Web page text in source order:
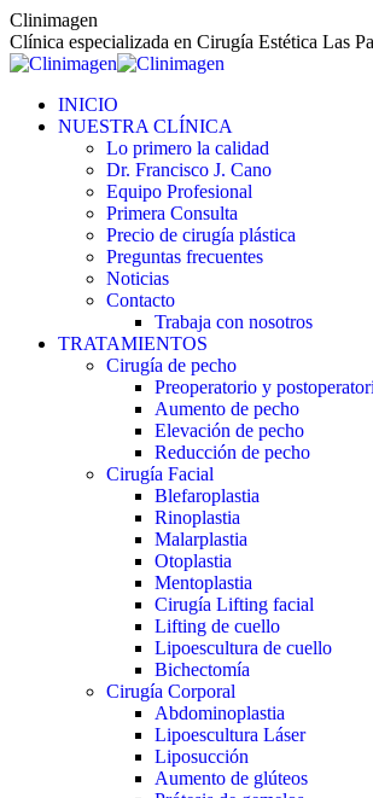
Saltar
al
contenido
Clinimagen
Clínica especializada en Cirugía Estética Las
INICIO
NUESTRA CLÍNICA
Lo primero la calidad
Dr. Francisco J. Cano
Equipo Profesional
Primera Consulta
Precio de cirugía plástica
Preguntas frecuentes
Noticias
Contacto
Trabaja con nosotros
TRATAMIENTOS
Cirugía de pecho
Preoperatorio y
Aumento de pecho
Elevación de pecho
Reducción de pecho
Cirugía Facial
Blefaroplastia
Rinoplastia
Malarplastia
Otoplastia
Mentoplastia
Cirugía Lifting facial
Lifting de cuello
Lipoescultura de cuello
Bichectomía
Cirugía Corporal
Abdominoplastia
Lipoescultura Láser
Liposucción
Aumento de glúteos